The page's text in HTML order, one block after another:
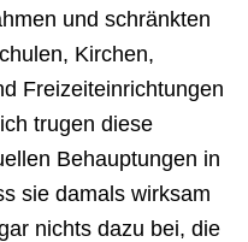
und schränkten
Kirchen,
Freizeiteinrichtungen
trugen diese
Behauptungen in
sie damals wirksam
nichts dazu bei, die